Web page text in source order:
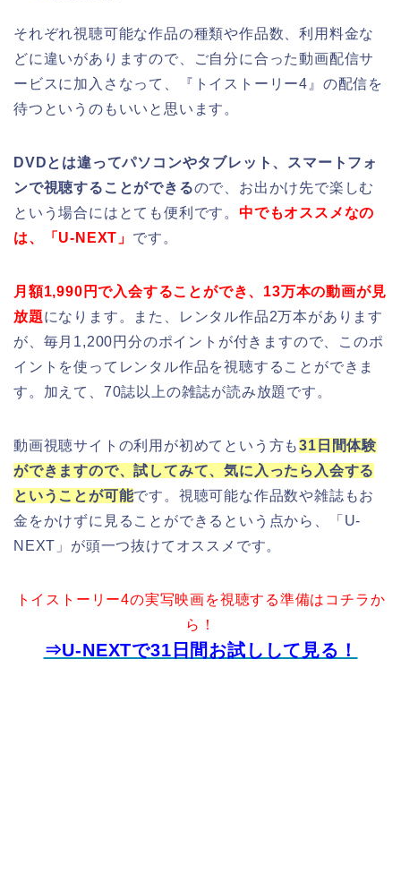
それぞれ視聴可能な作品の種類や作品数、利用料金な
どに違いがありますので、ご自分に合った動画配信サ
ービスに加入さなって、『トイストーリー4』の配信を
待つというのもいいと思います。
DVDとは違ってパソコンやタブレット、スマートフォ
ンで視聴することができるので、お出かけ先で楽しむ
という場合にはとても便利です。 中でもオススメなの
は、「U-NEXT」 です。
月額1,990円で入会することができ、13万本の動画が見
放題になります。また、レンタル作品2万本があります
が、毎月1,200円分のポイントが付きますので、このポ
イントを使ってレンタル作品を視聴することができま
す。加えて、70誌以上の雑誌が読み放題です。
動画視聴サイトの利用が初めてという方も31日間体験
ができますので、試してみて、気に入ったら入会する
ということが可能です。視聴可能な作品数や雑誌もお
金をかけずに見ることができるという点から、「U-
NEXT」が頭一つ抜けてオススメです。
トイストーリー4の実写映画を視聴する準備はコチラか
ら！
⇒U-NEXTで31日間お試しして見る！